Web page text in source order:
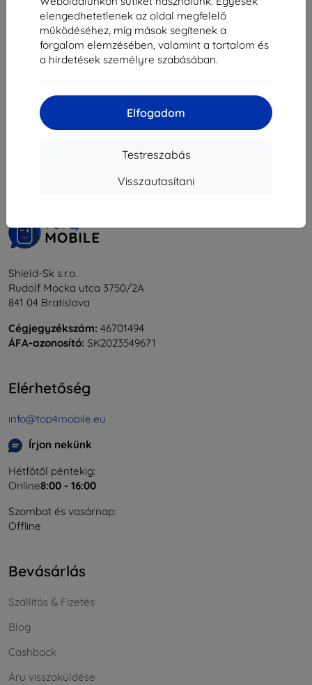
elengedhetetlenek az oldal megfelelő
működéséhez, míg mások segítenek a
forgalom elemzésében, valamint a tartalom és
a hirdetések személyre szabásában.
Elfogadom
Testreszabás
Visszautasítani
Raktáron 2 darab Utolsó darab raktáron
Összes találat6.
Shield-Sk s.r.o.
Rudolf Mocka utca 3750/2A
841 04 Bratislava
Cégjegyzékszám: 46701494
ÁFA-azonosító: SK2023549671
Elérhetőség
info@top4mobile.eu
Írjon nekünk
Hétfőtől péntekig:
Online8:00 - 16:00
Szombat és vasárnap:
Offline
Bevásárlás
Szállítás & Fizetés
Blog
Cashback
Áru visszaküldése